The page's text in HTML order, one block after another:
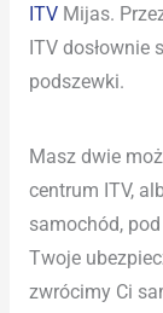
ITVMijas.
ITV
podszewki.
Masz dwie
centrum ITV,
samochód,
Twoje
zwrócimy Ci